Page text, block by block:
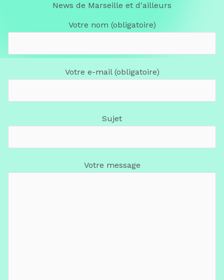
News de Marseille et d'ailleurs
Votre nom (obligatoire)
Votre e-mail (obligatoire)
Sujet
Votre message